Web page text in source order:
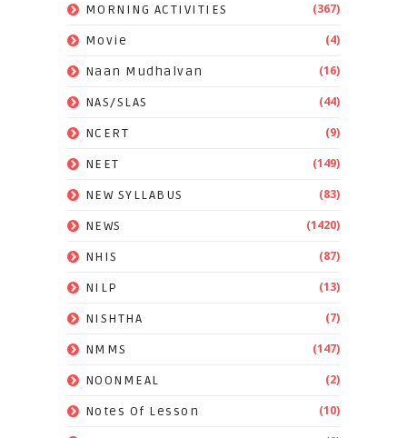
MORNING ACTIVITIES (367)
Movie (4)
Naan Mudhalvan (16)
NAS/SLAS (44)
NCERT (9)
NEET (149)
NEW SYLLABUS (83)
NEWS (1420)
NHIS (87)
NILP (13)
NISHTHA (7)
NMMS (147)
NOONMEAL (2)
Notes Of Lesson (10)